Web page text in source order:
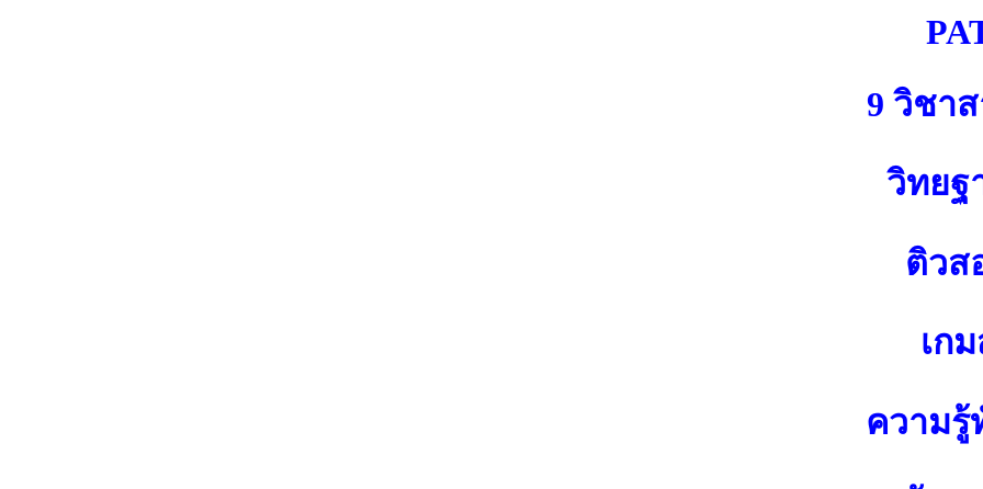
9 วิชา
วิทยฐ
ติวส
เก
ความรู้